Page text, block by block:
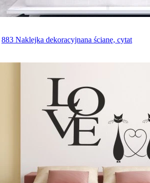
883 Naklejka dekoracyjnana ścianę, cytat